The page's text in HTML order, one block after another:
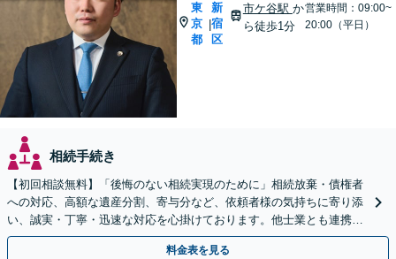
東
京
都
|
新
宿
区
市ケ谷駅 か
ら徒歩1分
営業時間：09:00~
20:00（平日）
相続手続き
【初回相談無料】「後悔のない相続実現のために」相続放棄・債権者
への対応、高額な遺産分割、寄与分など、依頼者様の気持ちに寄り添
い、誠実・丁寧・迅速な対応を心掛けております。他士業とも連携し
円滑な相続を目指します【夜間相談可】【市ヶ谷駅1分】
料金表を見る